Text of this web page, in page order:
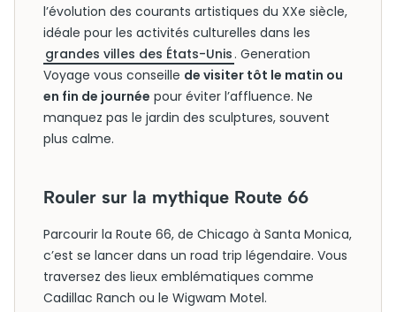
l’évolution des courants artistiques du XXe siècle,
idéale pour les activités culturelles dans les
grandes villes des États-Unis . Generation
Voyage vous conseille de visiter tôt le matin ou
en fin de journée pour éviter l’affluence. Ne
manquez pas le jardin des sculptures, souvent
plus calme.
Rouler sur la mythique Route 66
Parcourir la Route 66, de Chicago à Santa Monica,
c’est se lancer dans un road trip légendaire. Vous
traversez des lieux emblématiques comme
Cadillac Ranch ou le Wigwam Motel.